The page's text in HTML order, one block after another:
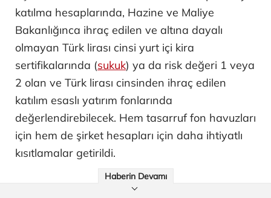
katılma hesaplarında, Hazine ve Maliye
Bakanlığınca ihraç edilen ve altına dayalı
olmayan Türk lirası cinsi yurt içi kira
sertifikalarında (sukuk) ya da risk değeri 1 veya
2 olan ve Türk lirası cinsinden ihraç edilen
katılım esaslı yatırım fonlarında
değerlendirebilecek. Hem tasarruf fon havuzları
için hem de şirket hesapları için daha ihtiyatlı
kısıtlamalar getirildi.
Haberin Devamı